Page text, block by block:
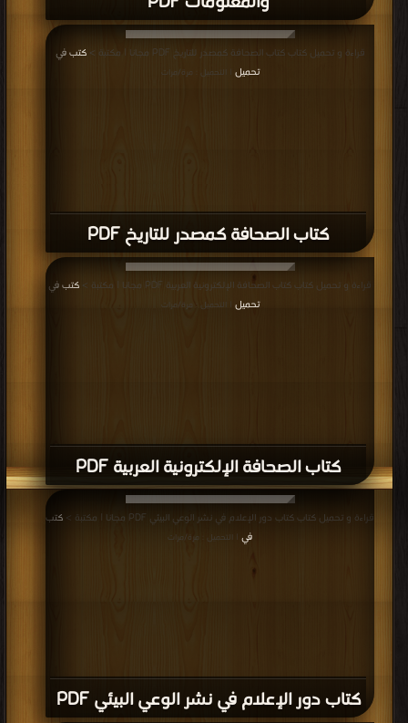
كتاب الصحافة كمصدر للتاريخ PDF
قراءة و تحميل كتاب كتاب الصحافة كمصدر للتاريخ PDF مجانا | مكتبة >
كتب في
تحميل
| التحميل : مرة/مرات
كتاب الصحافة الإلكترونية العربية PDF
قراءة و تحميل كتاب كتاب الصحافة الإلكترونية العربية PDF مجانا | مكتبة >
كتب في
تحميل | التحميل : مرة/مرات
كتاب دور الإعلام في نشر الوعي البيئي PDF
قراءة و تحميل كتاب كتاب دور الإعلام في نشر الوعي البيئي PDF مجانا | مكتبة >
كتب
في
| التحميل : مرة/مرات